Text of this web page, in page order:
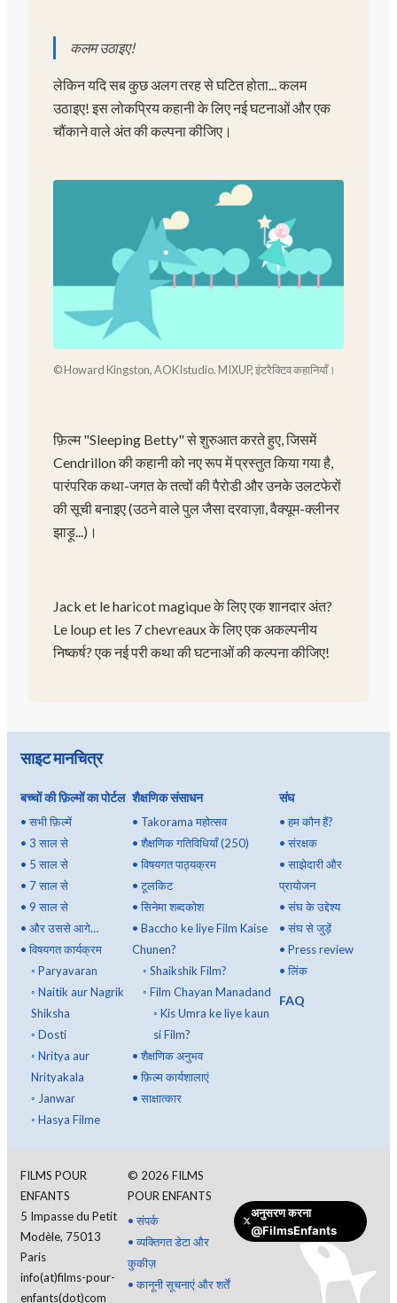
कलम उठाइए!
लेकिन यदि सब कुछ अलग तरह से घटित होता... कलम
उठाइए! इस लोकप्रिय कहानी के लिए नई घटनाओं और एक
चौंकाने वाले अंत की कल्पना कीजिए।
© Howard Kingston, AOKIstudio. MIXUP, इंटरैक्टिव कहानियाँ।
फ़िल्म "Sleeping Betty" से शुरुआत करते हुए, जिसमें
Cendrillon की कहानी को नए रूप में प्रस्तुत किया गया है,
पारंपरिक कथा-जगत के तत्वों की पैरोडी और उनके उलटफेरों
की सूची बनाइए (उठने वाले पुल जैसा दरवाज़ा, वैक्यूम-क्लीनर
झाड़ू...)।
Jack et le haricot magique के लिए एक शानदार अंत?
Le loup et les 7 chevreaux के लिए एक अकल्पनीय
निष्कर्ष? एक नई परी कथा की घटनाओं की कल्पना कीजिए!
साइट मानचित्र
बच्चों की फ़िल्मों का पोर्टल
• सभी फ़िल्में
• 3 साल से
• 5 साल से
• 7 साल से
• 9 साल से
• और उससे आगे…
• विषयगत कार्यक्रम
◦ Paryavaran
◦ Naitik aur Nagrik
Shiksha
◦ Dosti
◦ Nritya aur
Nrityakala
◦ Janwar
◦ Hasya Filme
शैक्षणिक संसाधन
• Takorama महोत्सव
• शैक्षणिक गतिविधियाँ (250)
• विषयगत पाठ्यक्रम
• टूलकिट
• सिनेमा शब्दकोश
• Baccho ke liye Film Kaise
Chunen?
◦ Shaikshik Film?
◦ Film Chayan Manadand
◦ Kis Umra ke liye kaun
si Film?
• शैक्षणिक अनुभव
• फ़िल्म कार्यशालाएं
• साक्षात्कार
संघ
•हम कौन हैं?
•संरक्षक
•साझेदारी और
प्रायोजन
•संघ के उद्देश्य
•संघ से जुड़ें
•Press review
•लिंक
FAQ
FILMS POUR
ENFANTS
5 Impasse du Petit
Modèle, 75013
Paris
info(at)films-pour-
enfants(dot)com
© 2026 FILMS
POUR ENFANTS
•संपर्क
•व्यक्तिगत डेटा और
कुकीज़
•कानूनी सूचनाएं और शर्तें
अनुसरण करना
@FilmsEnfants